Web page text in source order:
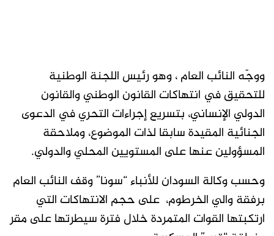
ووجّه النائب العام ، وهو رئيس اللجنة الوطنية
للتحقيق في انتهاكات القانون الوطني والقانون
الدولي الإنساني، بتسريع إجراءات التحري في الدعوى
الجنائية المقيدة سابقا لذات الموضوع، وملاحقة
المسؤولين عنها على المستويين المحلي والدولي.
وحسب وكالة السودان للأنباء “سونا” وقف النائب العام
برفقة والي الخرطوم، على حجم الانتهاكات التي
ارتكبتها القوات المتمردة خلال فترة سيطرتها على مقر